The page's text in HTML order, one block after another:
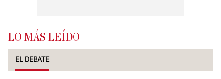
LO MÁS LEÍDO
EL DEBATE